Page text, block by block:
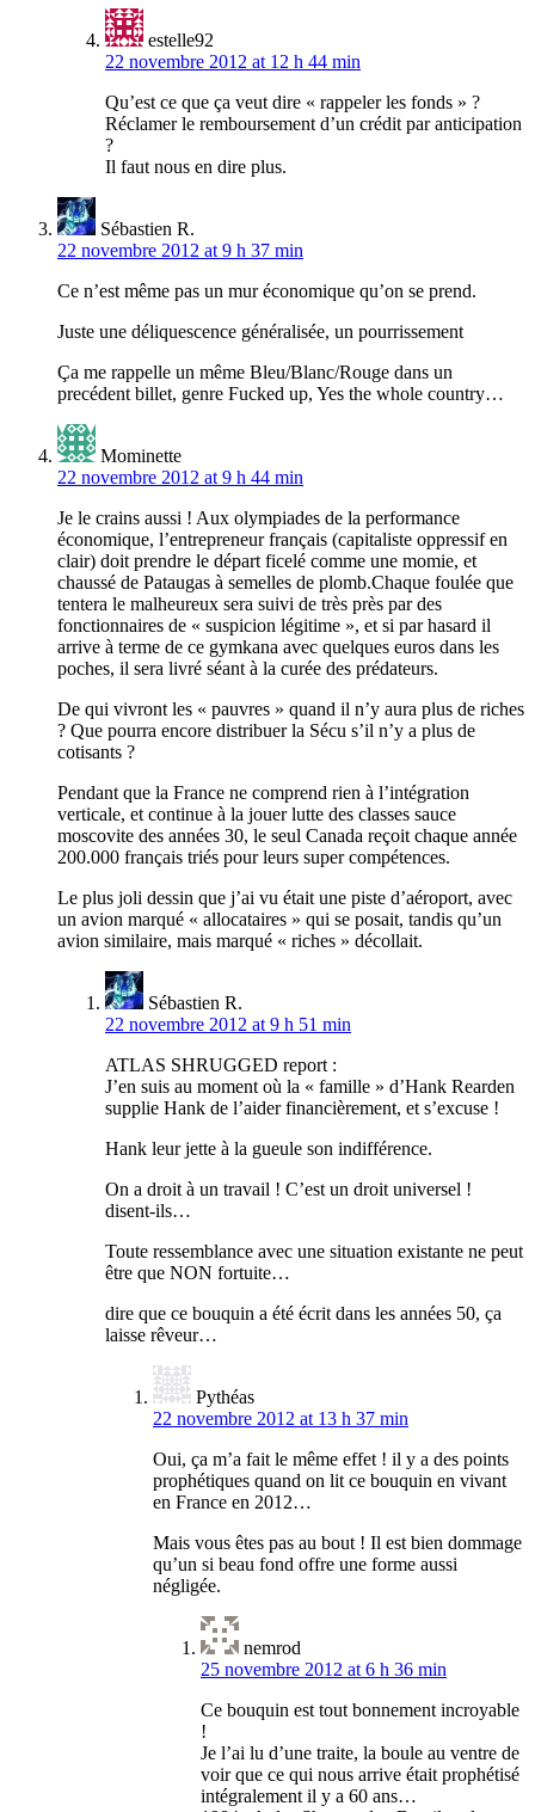
estelle92
22 novembre 2012 at 12 h 44 min
Qu’est ce que ça veut dire « rappeler les fonds » ?
Réclamer le remboursement d’un crédit par anticipation
?
Il faut nous en dire plus.
Sébastien R.
22 novembre 2012 at 9 h 37 min
Ce n’est même pas un mur économique qu’on se prend.
Juste une déliquescence généralisée, un pourrissement
Ça me rappelle un même Bleu/Blanc/Rouge dans un
precédent billet, genre Fucked up, Yes the whole country…
Mominette
22 novembre 2012 at 9 h 44 min
Je le crains aussi ! Aux olympiades de la performance
économique, l’entrepreneur français (capitaliste oppressif en
clair) doit prendre le départ ficelé comme une momie, et
chaussé de Pataugas à semelles de plomb.Chaque foulée que
tentera le malheureux sera suivi de très près par des
fonctionnaires de « suspicion légitime », et si par hasard il
arrive à terme de ce gymkana avec quelques euros dans les
poches, il sera livré séant à la curée des prédateurs.
De qui vivront les « pauvres » quand il n’y aura plus de riches
? Que pourra encore distribuer la Sécu s’il n’y a plus de
cotisants ?
Pendant que la France ne comprend rien à l’intégration
verticale, et continue à la jouer lutte des classes sauce
moscovite des années 30, le seul Canada reçoit chaque année
200.000 français triés pour leurs super compétences.
Le plus joli dessin que j’ai vu était une piste d’aéroport, avec
un avion marqué « allocataires » qui se posait, tandis qu’un
avion similaire, mais marqué « riches » décollait.
Sébastien R.
22 novembre 2012 at 9 h 51 min
ATLAS SHRUGGED report :
J’en suis au moment où la « famille » d’Hank Rearden
supplie Hank de l’aider financièrement, et s’excuse !
Hank leur jette à la gueule son indifférence.
On a droit à un travail ! C’est un droit universel !
disent-ils…
Toute ressemblance avec une situation existante ne peut
être que NON fortuite…
dire que ce bouquin a été écrit dans les années 50, ça
laisse rêveur…
Pythéas
22 novembre 2012 at 13 h 37 min
Oui, ça m’a fait le même effet ! il y a des points
prophétiques quand on lit ce bouquin en vivant
en France en 2012…
Mais vous êtes pas au bout ! Il est bien dommage
qu’un si beau fond offre une forme aussi
négligée.
nemrod
25 novembre 2012 at 6 h 36 min
Ce bouquin est tout bonnement incroyable
!
Je l’ai lu d’une traite, la boule au ventre de
voir que ce qui nous arrive était prophétisé
intégralement il y a 60 ans…